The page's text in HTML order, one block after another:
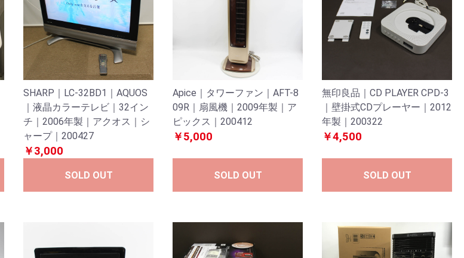
SHARP｜LC-32BD1｜AQUOS
｜液晶カラーテレビ｜32イン
チ｜2006年製｜アクオス｜シ
ャープ｜200427
￥3,000
SOLD OUT
Apice｜タワーファン｜AFT-8
09R｜扇風機｜2009年製｜ア
ピックス｜200412
￥5,000
SOLD OUT
無印良品｜CD PLAYER CPD-3
｜壁掛式CDプレーヤー｜2012
年製｜200322
￥4,500
SOLD OUT